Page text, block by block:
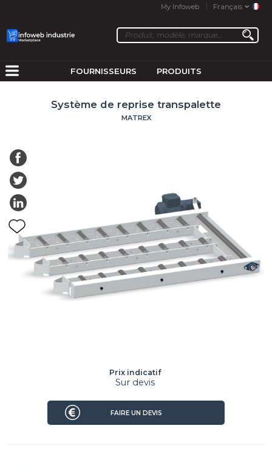
My Infoweb Français
FOURNISSEURS PRODUITS
Système de reprise transpalette
MATREX
Prix indicatif
Sur devis
FAIRE UN DEVIS